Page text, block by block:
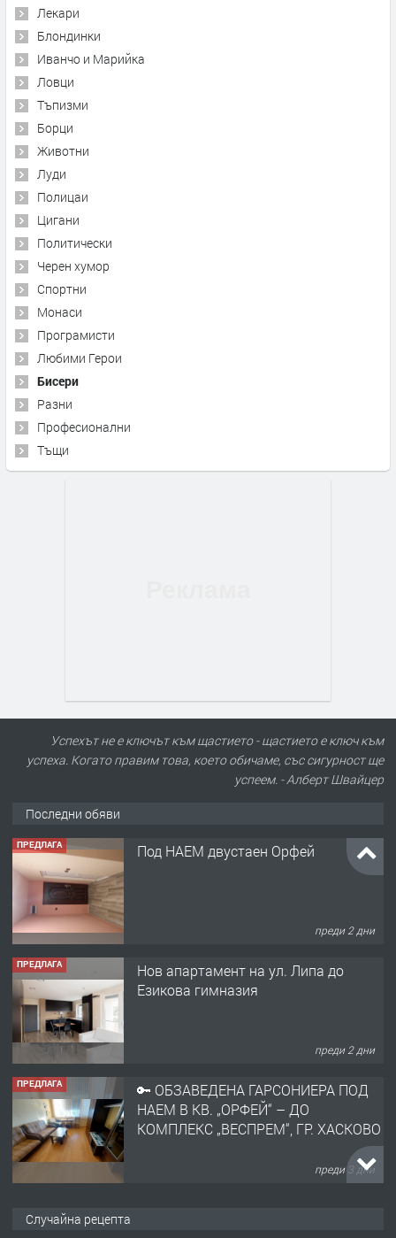
Лекари
Блондинки
Иванчо и Марийка
Ловци
Тъпизми
Борци
Животни
Луди
Полицаи
Цигани
Политически
Черен хумор
Спортни
Монаси
Програмисти
Любими Герои
Бисери
Разни
Професионални
Тъщи
Успехът не е ключът към щастието - щастието е ключ към
успеха. Когато правим това, което обичаме, със сигурност ще
успеем. - Алберт Швайцер
Последни обяви
ПРЕДЛАГА Под НАЕМ двустаен Орфей
преди 2 дни
ПРЕДЛАГА
Нов апартамент на ул. Липа до
Езикова гимназия
преди 2 дни
ПРЕДЛАГА
🔑 ОБЗАВЕДЕНА ГАРСОНИЕРА ПОД
НАЕМ В КВ. „ОРФЕЙ“ – ДО
КОМПЛЕКС „ВЕСПРЕМ“, ГР. ХАСКОВО
преди 3 дни
Случайна рецепта